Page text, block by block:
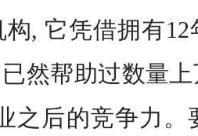
构, 它凭借拥有
然帮助过数量
之后的竞争力